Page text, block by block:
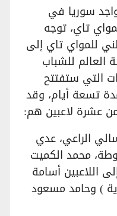
سوريا في
تاي، توجه
للمواي تاي إلى
للشباب
التي ستفتتح
تسعة أيام، وقد
عشرة لاعبين هم:
الراعي، عدي
محمد الكميت
اللاعبين أسامة
) وحامد مسعود